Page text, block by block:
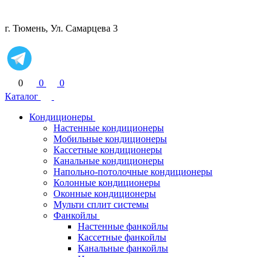
г. Тюмень, Ул. Самарцева 3
0 0
0
Каталог
Кондиционеры
Настенные кондиционеры
Мобильные кондиционеры
Кассетные кондиционеры
Канальные кондиционеры
Напольно-потолочные кондиционеры
Колонные кондиционеры
Оконные кондиционеры
Мульти сплит системы
Фанкойлы
Настенные фанкойлы
Кассетные фанкойлы
Канальные фанкойлы